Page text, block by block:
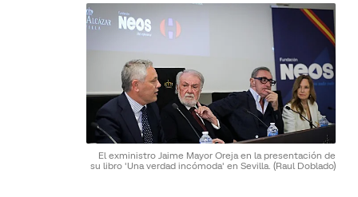
El exministro Jaime Mayor Oreja en la presentación de
su libro 'Una verdad incómoda' en Sevilla. (Raul Doblado)